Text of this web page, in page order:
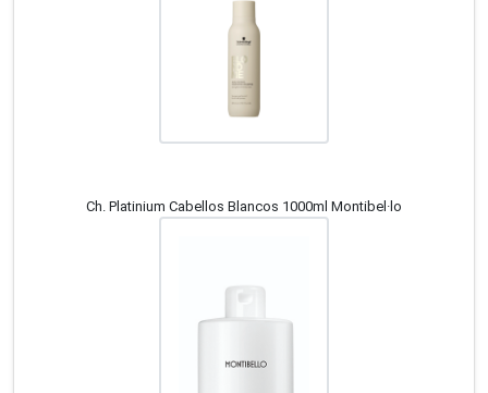
Ch. Platinium Cabellos Blancos 1000ml Montibel·lo